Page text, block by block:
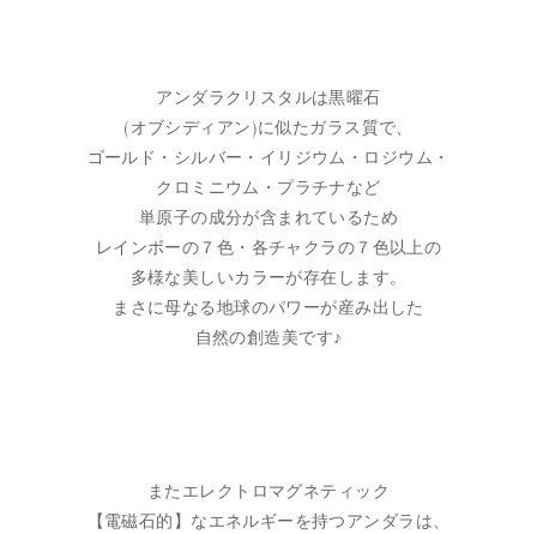
アンダラクリスタルは黒曜石
(オブシディアン)に似たガラス質で、
ゴールド・シルバー・イリジウム・ロジウム・
クロミニウム・プラチナなど
単原子の成分が含まれているため
レインボーの７色・各チャクラの７色以上の
多様な美しいカラーが存在します。
まさに母なる地球のパワーが産み出した
自然の創造美です♪
またエレクトロマグネティック
【電磁石的】なエネルギーを持つアンダラは、